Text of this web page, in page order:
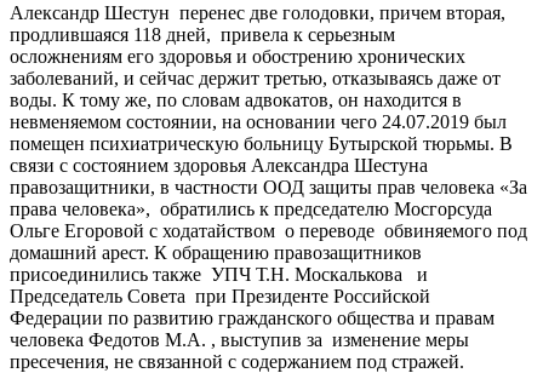
Александр Шестун перенес две голодовки, причем вторая,
продлившаяся 118 дней, привела к серьезным
осложнениям его здоровья и обострению хронических
заболеваний, и сейчас держит третью, отказываясь даже от
воды. К тому же, по словам адвокатов, он находится в
невменяемом состоянии, на основании чего 24.07.2019 был
помещен психиатрическую больницу Бутырской тюрьмы. В
связи с состоянием здоровья Александра Шестуна
правозащитники, в частности ООД защиты прав человека «За
права человека», обратились к председателю Мосгорсуда
Ольге Егоровой с ходатайством о переводе обвиняемого под
домашний арест. К обращению правозащитников
присоединились также УПЧ Т.Н. Москалькова и
Председатель Совета при Президенте Российской
Федерации по развитию гражданского общества и правам
человека Федотов М.А. , выступив за изменение меры
пресечения, не связанной с содержанием под стражей.